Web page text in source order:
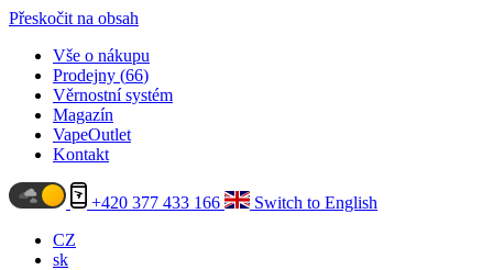
Přeskočit na obsah
Vše o nákupu
Prodejny (66)
Věrnostní systém
Magazín
VapeOutlet
Kontakt
+420 377 433 166
Switch to English
CZ
sk